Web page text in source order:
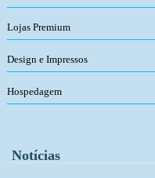
Lojas Premium
Design e Impressos
Hospedagem
Notícias